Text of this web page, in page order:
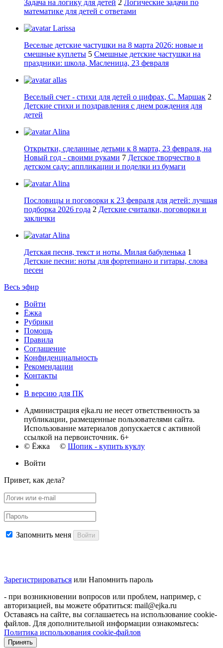
Задача на логику для детей 2 Логические задачи по
математике для детей с ответами
Larissa
Веселые детские частушки на 8 марта 2026: новые и
смешные куплеты 5 Смешные детские частушки на
праздники: школа, Масленица, 23 февраля
allas
Веселый счет - стихи для детей о цифрах, С. Маршак 2
Детские стихи и поздравления с днем рождения для
детей
Alina
Открытки, сделанные детьми к 8 марта, 23 февраля, на
Новый год - своими руками 7 Детское творчество в
детском саду: аппликации и поделки из бумаги
Alina
Пословицы и поговорки к 23 февраля для детей: лучшая
подборка 2026 года 2 Детские считалки, поговорки и
заклички
Alina
Детская песня, текст и ноты. Милая бабуленька 1
Детские песни: ноты для фортепиано и гитары, слова
песен
Весь эфир
Войти
Ёжка
Рубрики
Помощь
Правила
Соглашение
Конфиденциальность
Рекомендации
Контакты
В версию для ПК
Администрация ejka.ru не несет ответственность за
публикации, размещенные пользователями сайта.
Использование материалов допускается с активной
ссылкой на первоисточник. 6+
© Ёжка © Шопик - купить куклу
Войти
Привет, как дела?
Запомнить меня Войти
Зарегистрироваться или Напомнить пароль
- при возникновении вопросов или проблем, например, с
авторизацией, вы можете обратиться: mail@ejka.ru
Оставаясь на сайте, вы соглашаетесь на использование cookie-
файлов. Для дополнительной информации ознакомьтесь:
Политика использования cookie-файлов
Принять